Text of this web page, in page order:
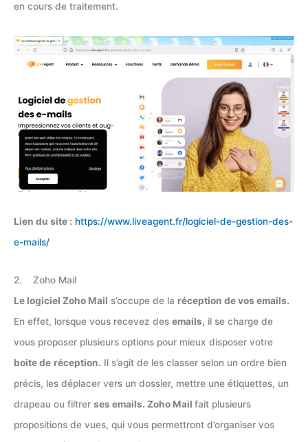
en cours de traitement.
Lien du site : https://www.liveagent.fr/logiciel-de-gestion-des-
e-mails/
2. Zoho Mail
Le logiciel Zoho Mail s’occupe de la réception de vos emails.
En effet, lorsque vous recevez des emails, il se charge de
vous proposer plusieurs options pour mieux disposer votre
boite de réception. Il s’agit de les classer selon un ordre bien
précis, les déplacer vers un dossier, mettre une étiquettes, un
drapeau ou filtrer ses emails. Zoho Mail fait plusieurs
propositions de vues, qui vous permettront d’organiser vos